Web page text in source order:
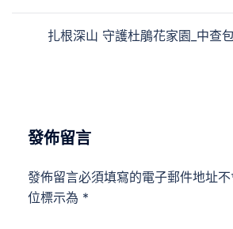
扎根深山 守護杜鵑花家園_中查
發佈留言
發佈留言必須填寫的電子郵件地址不
位標示為 *